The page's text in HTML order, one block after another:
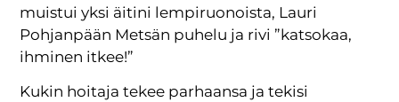
muistui yksi äitini lempiruonoista, Lauri
Pohjanpään Metsän puhelu ja rivi ”katsokaa,
ihminen itkee!”
Kukin hoitaja tekee parhaansa ja tekisi